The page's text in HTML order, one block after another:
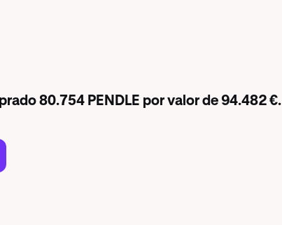
80.754 PENDLE por valor de 94.482 €.